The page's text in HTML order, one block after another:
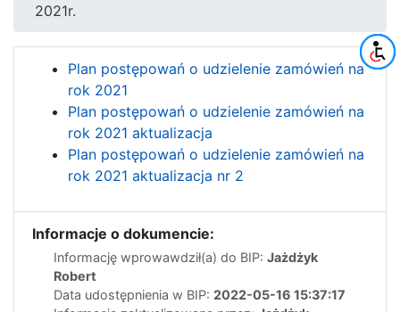
2021r.
Plan postępowań o udzielenie zamówień na
rok 2021
Plan postępowań o udzielenie zamówień na
rok 2021 aktualizacja
Plan postępowań o udzielenie zamówień na
rok 2021 aktualizacja nr 2
Informacje o dokumencie:
Informację wprowawdził(a) do BIP: Jażdżyk
Robert
Data udostępnienia w BIP: 2022-05-16 15:37:17